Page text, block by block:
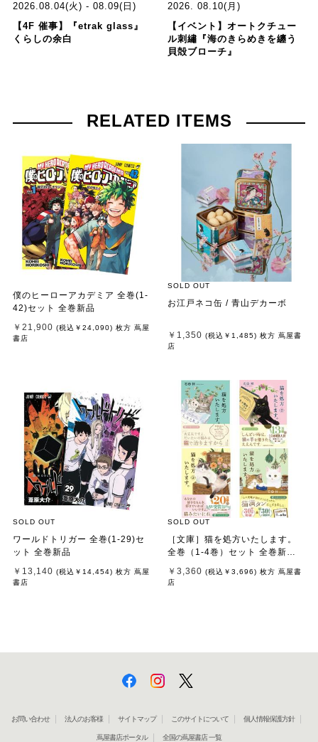
2026.08.04(火) - 08.09(日)
【4F 催事】『etrak glass』
くらしの余白
2026. 08.10(月)
【イベント】オートクチュー
ル刺繡『海のきらめきを纏う
貝殻ブローチ』
RELATED ITEMS
僕のヒーローアカデミア 全巻(1-
42)セット 全巻新品
￥21,900 (税込 ￥24,090) 枚方 蔦屋
書店
SOLD OUT
お江戸ネコ缶 / 青山デカーボ
￥1,350 (税込 ￥1,485) 枚方 蔦屋書
店
SOLD OUT
ワールドトリガー 全巻(1-29)セ
ット 全巻新品
￥13,140 (税込 ￥14,454) 枚方 蔦屋
書店
SOLD OUT
［文庫］猫を処方いたします。
全巻（1-4巻）セット 全巻新品 /
￥3,360 (税込 ￥3,696) 枚方 蔦屋書
店
お問い合わせ 法人のお客様 サイトマップ このサイトについて 個人情報保護方針
蔦屋書店ポータル 全国の蔦屋書店 一覧